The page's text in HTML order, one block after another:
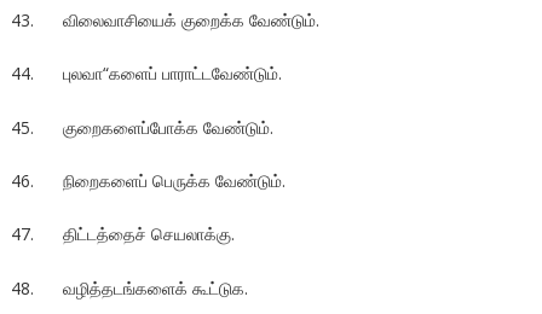
43. விலைவாசியைக் குறைக்க வேண்டும்.
44. புலவா“களைப் பாராட்டவேண்டும்.
45. குறைகளைப்போக்க வேண்டும்.
46. நிறைகளைப் பெருக்க வேண்டும்.
47. திட்டத்தைச் செயலாக்கு.
48. வழித்தடங்களைக் கூட்டுக.